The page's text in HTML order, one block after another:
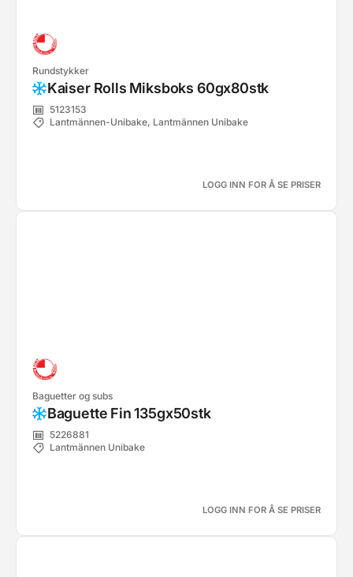
Rundstykker
Kaiser Rolls Miksboks 60gx80stk
5123153
Lantmännen-Unibake, Lantmännen Unibake
LOGG INN FOR Å SE PRISER
Baguetter og subs
Baguette Fin 135gx50stk
5226881
Lantmännen Unibake
LOGG INN FOR Å SE PRISER